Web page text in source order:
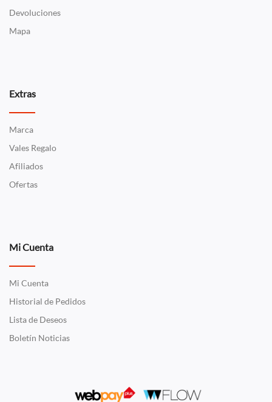
Devoluciones
Mapa
Extras
Marca
Vales Regalo
Afiliados
Ofertas
Mi Cuenta
Mi Cuenta
Historial de Pedidos
Lista de Deseos
Boletín Noticias